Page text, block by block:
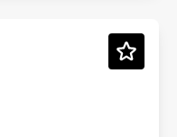
Pré-lançamento